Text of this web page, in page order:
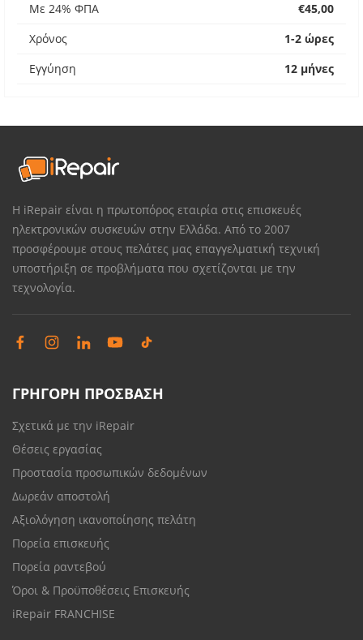
Με 24% ΦΠΑ
€45,00
Χρόνος
1-2 ώρες
Εγγύηση
12 μήνες
Η iRepair είναι η πρωτοπόρος εταιρία στις επισκευές
ηλεκτρονικών συσκευών στην Ελλάδα. Από το 2007
προσφέρουμε στους πελάτες μας επαγγελματική τεχνική
υποστήριξη σε προβλήματα που σχετίζονται με την
τεχνολογία.
ΓΡΗΓΟΡΗ ΠΡΟΣΒΑΣΗ
Σχετικά με την iRepair
Θέσεις εργασίας
Προστασία προσωπικών δεδομένων
Δωρεάν αποστολή
Αξιολόγηση ικανοποίησης πελάτη
Πορεία επισκευής
Πορεία ραντεβού
Όροι & Προϋποθέσεις Επισκευής
iRepair FRANCHISE